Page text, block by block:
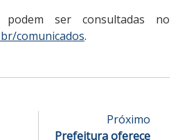
podem ser consultadas no
comunicados.
Próximo
Prefeitura oferece